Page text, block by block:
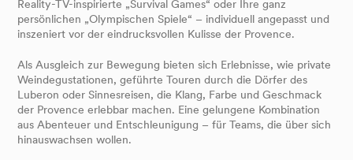
Reality-TV-inspirierte „Survival Games“ oder Ihre ganz
persönlichen „Olympischen Spiele“ – individuell angepasst und
inszeniert vor der eindrucksvollen Kulisse der Provence.
Als Ausgleich zur Bewegung bieten sich Erlebnisse, wie private
Weindegustationen, geführte Touren durch die Dörfer des
Luberon oder Sinnesreisen, die Klang, Farbe und Geschmack
der Provence erlebbar machen. Eine gelungene Kombination
aus Abenteuer und Entschleunigung – für Teams, die über sich
hinauswachsen wollen.